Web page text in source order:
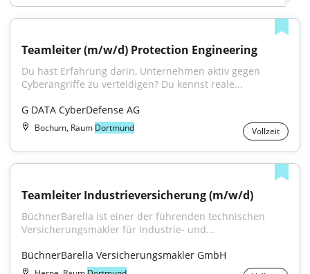
Teamleiter (m/w/d) Protection Engineering
Du hast Erfahrung darin, Unternehmen aktiv gegen
Cyberangriffe zu verteidigen? Du kennst reale...
G DATA CyberDefense AG
Bochum, Raum Dortmund Vollzeit
Teamleiter Industrieversicherung (m/w/d)
BüchnerBarella ist einer der führenden technischen
Versicherungsmakler für Industrie- und...
BüchnerBarella Versicherungsmakler GmbH